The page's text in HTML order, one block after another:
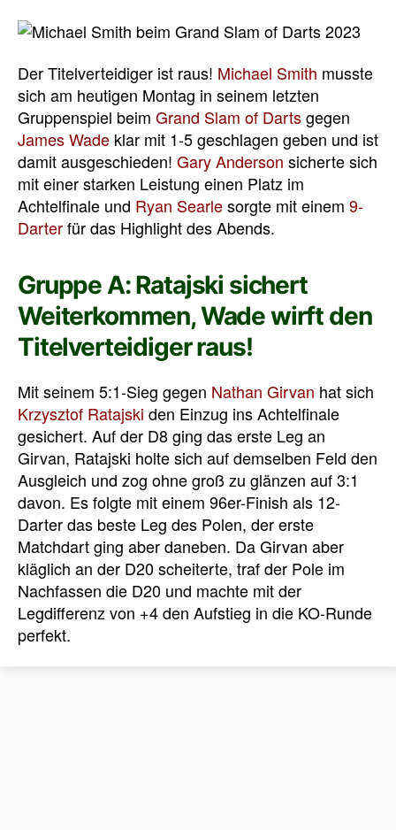
Der Titelverteidiger ist raus! Michael Smith musste
sich am heutigen Montag in seinem letzten
Gruppenspiel beim Grand Slam of Dartsgegen
James Wade klar mit 1-5 geschlagen geben und ist
damit ausgeschieden! Gary Anderson sicherte sich
mit einer starken Leistung einen Platz im
Achtelfinale und Ryan Searlesorgte mit einem 9-
Darterfür das Highlight des Abends.
Gruppe A: Ratajski sichert
Weiterkommen, Wade wirft den
Titelverteidiger raus!
Mit seinem 5:1-Sieg gegen Nathan Girvan hat sich
Krzysztof Ratajski den Einzug ins Achtelfinale
gesichert. Auf der D8 ging das erste Leg an
Girvan, Ratajski holte sich auf demselben Feld den
Ausgleich und zog ohne groß zu glänzen auf 3:1
davon. Es folgte mit einem 96er-Finish als 12-
Darter das beste Leg des Polen, der erste
Matchdart ging aber daneben. Da Girvan aber
kläglich an der D20 scheiterte, traf der Pole im
Nachfassen die D20 und machte mit der
Legdifferenz von +4 den Aufstieg in die KO-Runde
perfekt.